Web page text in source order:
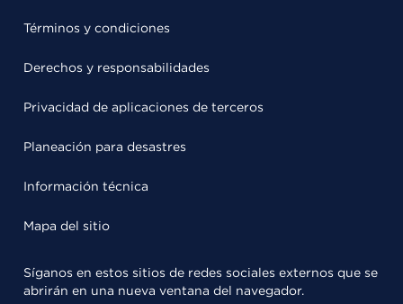
Términos y condiciones
Derechos y responsabilidades
Privacidad de aplicaciones de terceros
Planeación para desastres
Información técnica
Mapa del sitio
Síganos en estos sitios de redes sociales externos que se
abrirán en una nueva ventana del navegador.